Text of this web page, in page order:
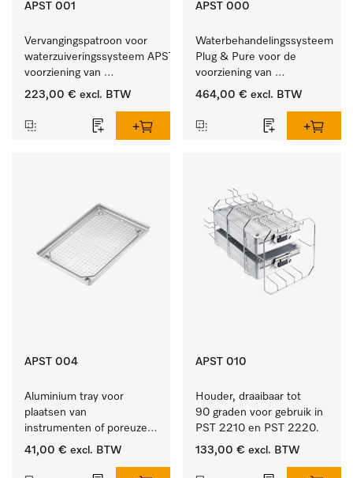
APST 001
Vervangingspatroon voor
waterzuiveringssysteem APST 000,
voorziening van
gedemineraliseerd water.
223,00 € excl. BTW
APST 000
Waterbehandelingssysteem
Plug & Pure voor de
voorziening van
gedemineraliseerd water.
464,00 € excl. BTW
APST 004
Aluminium tray voor
plaatsen van
instrumenten of poreuze
goederen, groot.
41,00 € excl. BTW
APST 010
Houder, draaibaar tot
90 graden voor gebruik in
PST 2210 en PST 2220.
133,00 € excl. BTW